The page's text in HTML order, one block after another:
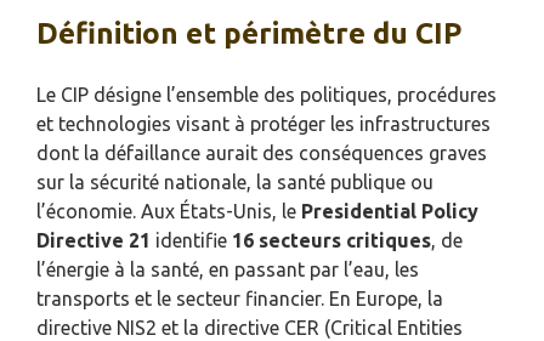
Définition et périmètre du CIP
Le CIP désigne l’ensemble des politiques, procédures
et technologies visant à protéger les infrastructures
dont la défaillance aurait des conséquences graves
sur la sécurité nationale, la santé publique ou
l’économie. Aux États-Unis, le Presidential Policy
Directive 21 identifie 16 secteurs critiques, de
l’énergie à la santé, en passant par l’eau, les
transports et le secteur financier. En Europe, la
directive NIS2 et la directive CER (Critical Entities